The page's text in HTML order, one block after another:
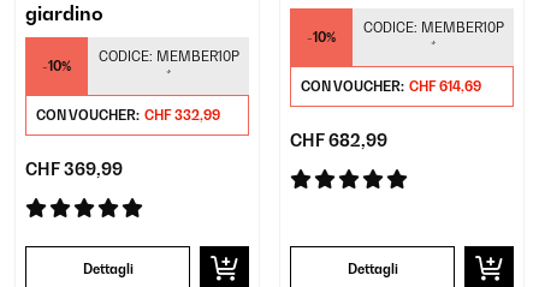
giardino
-10%
CODICE: MEMBER10P
*
CON VOUCHER: CHF 332,99
CHF 369,99
Dettagli
-10%
CODICE: MEMBER10P
*
CON VOUCHER: CHF 614,69
CHF 682,99
Dettagli